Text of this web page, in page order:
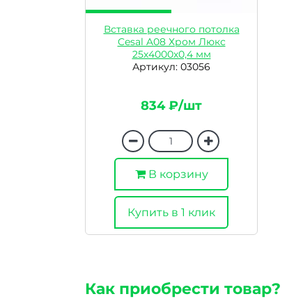
Вставка реечного потолка
Cesal A08 Хром Люкс
25х4000х0,4 мм
Артикул: 03056
834 ₽/шт
В корзину
Купить в 1 клик
Как приобрести товар?